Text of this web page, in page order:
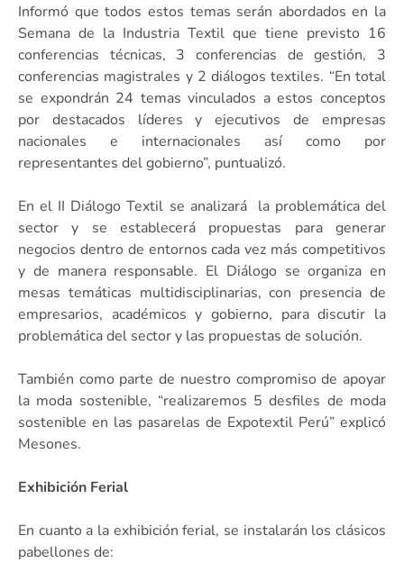
Informó que todos estos temas serán abordados en la
Semana de la Industria Textil que tiene previsto 16
conferencias técnicas, 3 conferencias de gestión, 3
conferencias magistrales y 2 diálogos textiles. “En total
se expondrán 24 temas vinculados a estos conceptos
por destacados líderes y ejecutivos de empresas
nacionales e internacionales así como por
representantes del gobierno”, puntualizó.
En el II Diálogo Textil se analizará la problemática del
sector y se establecerá propuestas para generar
negocios dentro de entornos cada vez más competitivos
y de manera responsable. El Diálogo se organiza en
mesas temáticas multidisciplinarias, con presencia de
empresarios, académicos y gobierno, para discutir la
problemática del sector y las propuestas de solución.
También como parte de nuestro compromiso de apoyar
la moda sostenible, “realizaremos 5 desfiles de moda
sostenible en las pasarelas de Expotextil Perú” explicó
Mesones.
Exhibición Ferial
En cuanto a la exhibición ferial, se instalarán los clásicos
pabellones de: